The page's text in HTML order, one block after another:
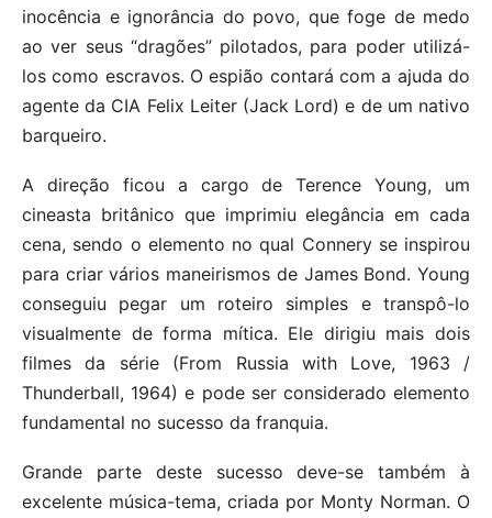
inocência e ignorância do povo, que foge de medo
ao ver seus “dragões” pilotados, para poder utilizá-
los como escravos. O espião contará com a ajuda do
agente da CIA Felix Leiter (Jack Lord) e de um nativo
barqueiro.
A direção ficou a cargo de Terence Young, um
cineasta britânico que imprimiu elegância em cada
cena, sendo o elemento no qual Connery se inspirou
para criar vários maneirismos de James Bond. Young
conseguiu pegar um roteiro simples e transpô-lo
visualmente de forma mítica. Ele dirigiu mais dois
filmes da série (From Russia with Love, 1963 /
Thunderball, 1964) e pode ser considerado elemento
fundamental no sucesso da franquia.
Grande parte deste sucesso deve-se também à
excelente música-tema, criada por Monty Norman. O